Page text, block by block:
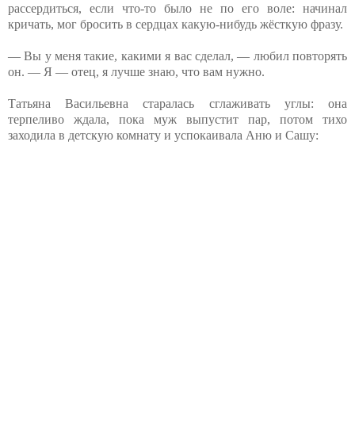
рассердиться, если что-то было не по его воле: начинал
кричать, мог бросить в сердцах какую-нибудь жёсткую фразу.
— Вы у меня такие, какими я вас сделал, — любил повторять
он. — Я — отец, я лучше знаю, что вам нужно.
Татьяна Васильевна старалась сглаживать углы: она
терпеливо ждала, пока муж выпустит пар, потом тихо
заходила в детскую комнату и успокаивала Аню и Сашу: